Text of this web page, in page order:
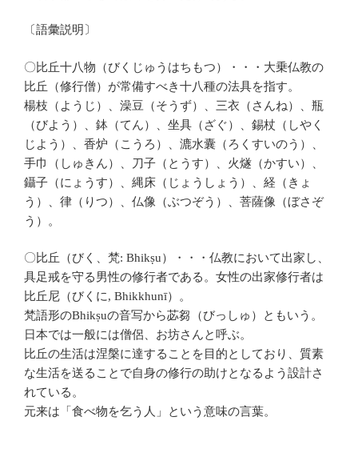
〔語彙説明〕
〇比丘十八物（びくじゅうはちもつ）・・・大乗仏教の
比丘（修行僧）が常備すべき十八種の法具を指す。
楊枝（ようじ）、澡豆（そうず）、三衣（さんね）、瓶
（びよう）、鉢（てん）、坐具（ざぐ）、錫杖（しやく
じよう）、香炉（こうろ）、漉水囊（ろくすいのう）、
手巾（しゅきん）、刀子（とうす）、火燧（かすい）、
鑷子（にょうす）、縄床（じょうしょう）、経（きょ
う）、律（りつ）、仏像（ぶつぞう）、菩薩像（ぼさぞ
う）。
〇比丘（びく、梵: Bhikṣu）・・・仏教において出家し、
具足戒を守る男性の修行者である。女性の出家修行者は
比丘尼（びくに, Bhikkhunī）。
梵語形のBhikṣuの音写から苾芻（びっしゅ）ともいう。
日本では一般には僧侶、お坊さんと呼ぶ。
比丘の生活は涅槃に達することを目的としており、質素
な生活を送ることで自身の修行の助けとなるよう設計さ
れている。
元来は「食べ物を乞う人」という意味の言葉。